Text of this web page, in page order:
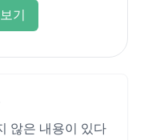
기
않은 내용이 있다